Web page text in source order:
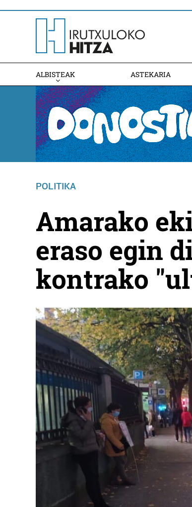
ALBISTEAK ASTEKARIA
POLITIKA
Amarako
eraso egin
kontrako